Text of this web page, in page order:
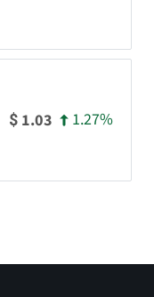
$ 1.03 1.27%